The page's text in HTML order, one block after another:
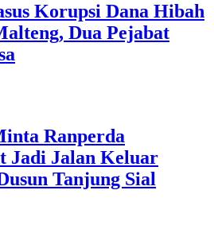
Korupsi Dana Hibah
Dua Pejabat
Ranperda
Jadi Jalan Keluar
Tanjung Sial